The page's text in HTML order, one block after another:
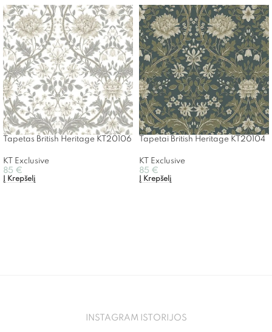
Tapetas British Heritage KT20106
KT Exclusive
85 €
Į Krepšelį
Tapetai British Heritage KT20104
KT Exclusive
85 €
Į Krepšelį
INSTAGRAM ISTORIJOS